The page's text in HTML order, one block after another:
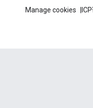
Manage cookies